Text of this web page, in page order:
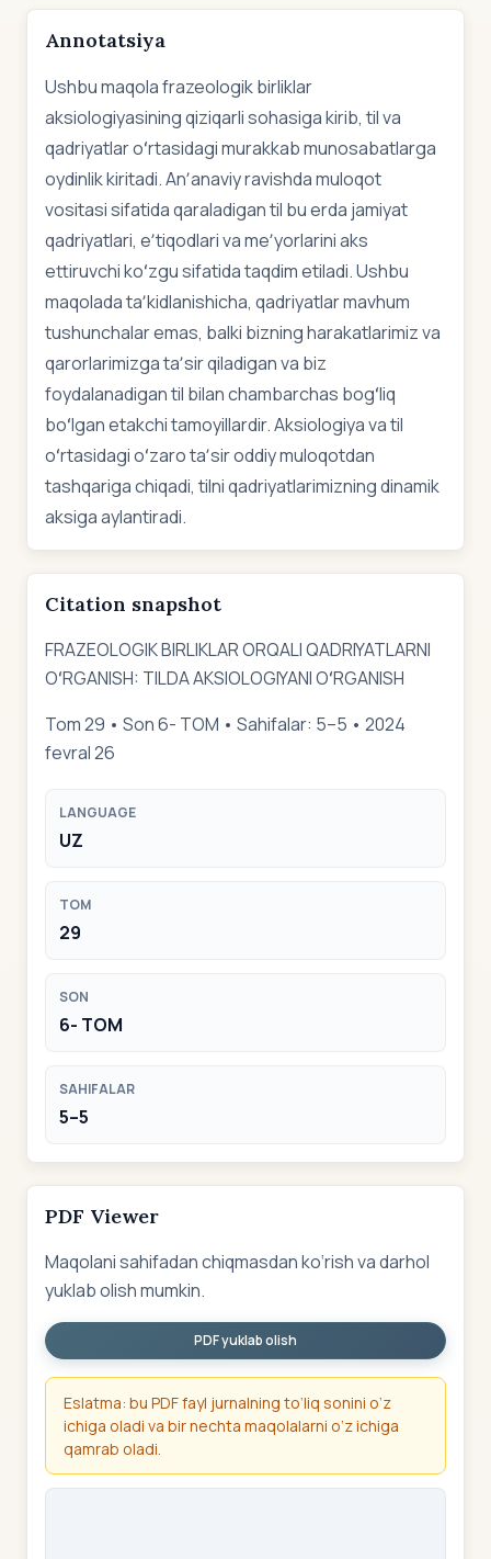
Annotatsiya
Ushbu maqola frazeologik birliklar
aksiologiyasining qiziqarli sohasiga kirib, til va
qadriyatlar oʻrtasidagi murakkab munosabatlarga
oydinlik kiritadi. Anʼanaviy ravishda muloqot
vositasi sifatida qaraladigan til bu erda jamiyat
qadriyatlari, eʼtiqodlari va meʼyorlarini aks
ettiruvchi koʻzgu sifatida taqdim etiladi. Ushbu
maqolada taʼkidlanishicha, qadriyatlar mavhum
tushunchalar emas, balki bizning harakatlarimiz va
qarorlarimizga taʼsir qiladigan va biz
foydalanadigan til bilan chambarchas bogʻliq
boʻlgan etakchi tamoyillardir. Aksiologiya va til
oʻrtasidagi oʻzaro taʼsir oddiy muloqotdan
tashqariga chiqadi, tilni qadriyatlarimizning dinamik
aksiga aylantiradi.
Citation snapshot
FRAZEOLOGIK BIRLIKLAR ORQALI QADRIYATLARNI
OʻRGANISH: TILDA AKSIOLOGIYANI OʻRGANISH
Tom 29 • Son 6- TOM • Sahifalar: 5–5 • 2024
fevral 26
LANGUAGE
UZ
TOM
29
SON
6- TOM
SAHIFALAR
5–5
PDF Viewer
Maqolani sahifadan chiqmasdan ko‘rish va darhol
yuklab olish mumkin.
PDF yuklab olish
Eslatma: bu PDF fayl jurnalning to‘liq sonini o‘z
ichiga oladi va bir nechta maqolalarni o‘z ichiga
qamrab oladi.